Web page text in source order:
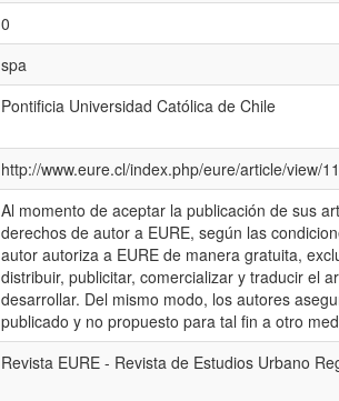
0
spa
Pontificia Universidad Católica de Chile
http://www.eure.cl/index.php/eure/article/view/
Al momento de aceptar la publicación de sus
derechos de autor a EURE, según las
autor autoriza a EURE de manera gratuita,
distribuir, publicitar, comercializar y traducir el
desarrollar. Del mismo modo, los autores
publicado y no propuesto para tal fin a otro
Revista EURE - Revista de Estudios Urbano